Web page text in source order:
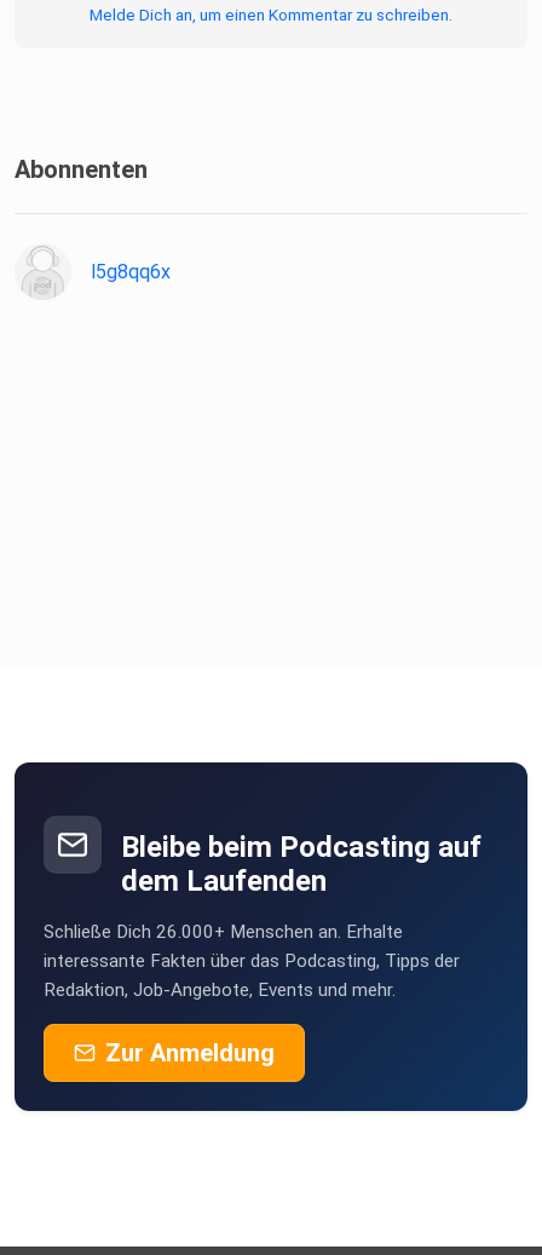
Melde Dich an, um einen Kommentar zu schreiben.
Abonnenten
l5g8qq6x
Bleibe beim Podcasting auf
dem Laufenden
Schließe Dich 26.000+ Menschen an. Erhalte
interessante Fakten über das Podcasting, Tipps der
Redaktion, Job-Angebote, Events und mehr.
Zur Anmeldung